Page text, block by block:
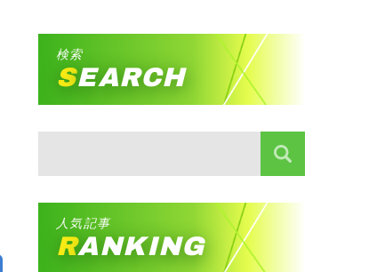
検索
SEARCH
人気記事
RANKING